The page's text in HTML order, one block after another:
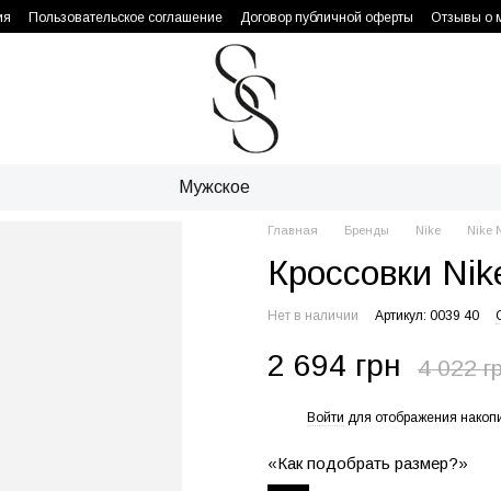
Пользовательское соглашение Договор публичной оферты Отзывы о
Мужское
Главная Бренды Nike Nike
Кроссовки
Нет в наличии Артикул: 0039 40
2 694 грн 4 022
Войти для отображения
«Как подобрать размер?»